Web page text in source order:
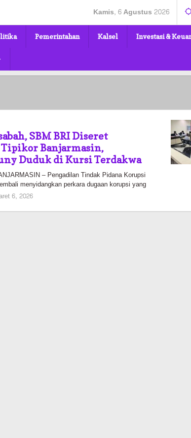
Kamis, 6 Agustus 2026
Pemerintahan Kalsel Investasi &
SBM BRI Diseret
Banjarmasin,
Duduk di Kursi Terdakwa
– Pengadilan Tindak Pidana Korupsi
menyidangkan perkara dugaan korupsi yang
6, 2026